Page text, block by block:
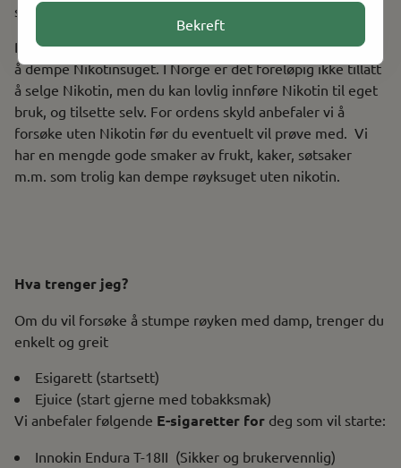
Bekreft
selv om du ønsker.
Det er svært vanlig å tilsette flytende Nikotin til Ejuice for
å dempe Nikotinsuget. I Norge er det foreløpig ikke tillatt
å selge Nikotin, men du kan lovlig innføre Nikotin til eget
bruk, og tilsette selv. For ordens skyld anbefaler vi å
forsøke uten Nikotin før du eventuelt vil prøve med. Vi
har en mengde gode smaker av frukt, kaker, søtsaker
m.m. som trolig kan dempe røyksuget uten nikotin.
Hva trenger jeg?
Om du vil forsøke å stumpe røyken med damp, trenger du
enkelt og greit
Esigarett (startsett)
Ejuice (start gjerne med tobakksmak)
Vi anbefaler følgende E-sigaretter for deg som vil starte:
Innokin Endura T-18II (Sikker og brukervennlig)